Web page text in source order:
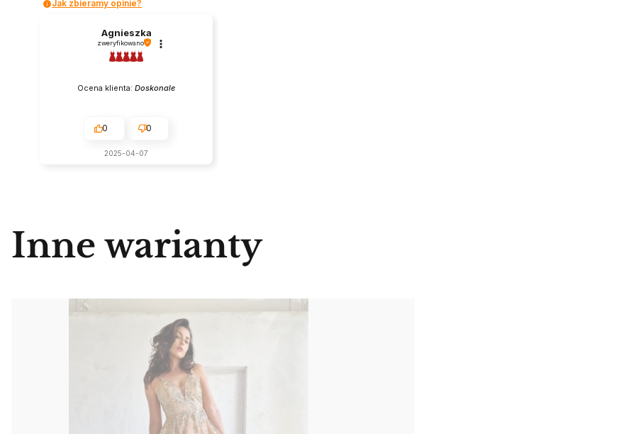
Jak zbieramy opinie?
Agnieszka
zweryfikowano
Ocena klienta: Doskonale
0 0
2025-04-07
Inne warianty